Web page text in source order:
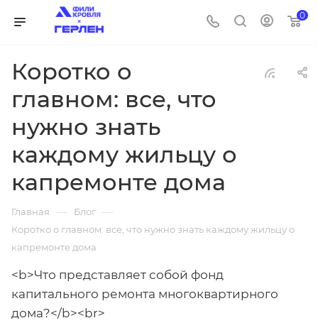
0
Коротко о
главном: все, что
нужно знать
каждому жильцу о
капремонте дома
Главная — Блог —
Коротко о главном: все, что нужно знать каждому жильцу о
капремонте дома
<b>Что представляет собой фонд
капитального ремонта многоквартирного
дома?</b><br>